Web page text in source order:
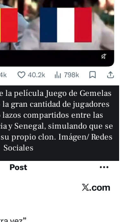
la película Juego de Gemelas
gran cantidad de jugadores
lazos compartidos entre las
y Senegal, simulando que se
propio clon. Imágen/ Redes
Sociales